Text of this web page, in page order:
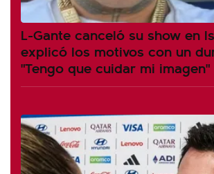
L-Gante canceló su show en
explicó los motivos con un
"Tengo que cuidar mi imagen"